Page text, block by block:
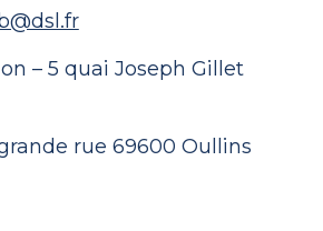
– 5 quai Joseph Gillet
rue 69600 Oullins